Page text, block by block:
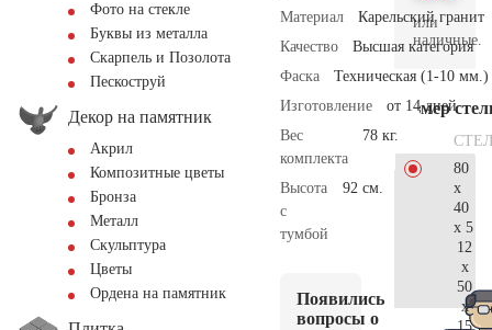
Фото на стекле
Буквы из металла
Скарпель и Позолота
Пескоструй
Декор на памятник
Акрил
Композитные цветы
Бронза
Металл
Скульптура
Цветы
Ордена на памятник
Материал
Карельский гранит
Качество
Высшая категория
Фаска
Техническая (1-10 мм.)
Изготовление
от 14 дней
Вес
комплекта
78 кг.
Высота
с
тумбой
92 см.
Появились
вопросы о
или
наличные.
Размер
80
x
40
x 5
12
x
50
x
15